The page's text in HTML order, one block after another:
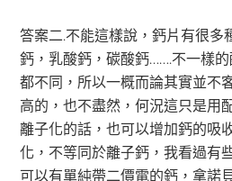
答案二.不能這樣說，鈣片有很多
鈣，乳酸鈣，碳酸鈣…….不一樣
都不同，所以一概而論其實並不
高的，也不盡然，何況這只是用
離子化的話，也可以增加鈣的吸
化，不等同於離子鈣，我看過有
可以有單純帶二價電的鈣，拿諾